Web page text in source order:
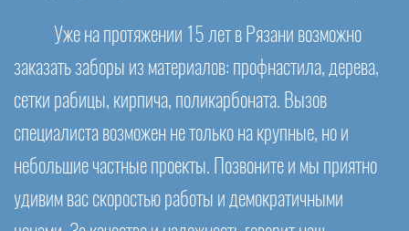
Уже на протяжении 15 лет в Рязани возможно
заказать заборы из материалов: профнастила, дерева,
сетки рабицы, кирпича, поликарбоната. Вызов
специалиста возможен не только на крупные, но и
небольшие частные проекты. Позвоните и мы приятно
удивим вас скоростью работы и демократичными